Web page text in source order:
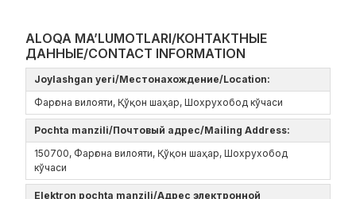
ALOQA MA’LUMOTLARI/КОНТАКТНЫЕ
ДАННЫЕ/CONTACT INFORMATION
Joylashgan yeri/Местонахождение/Location:
Фарғона вилояти, Қўқон шаҳар, Шохрухобод кўчаси
Pochta manzili/Почтовый адрес/Mailing Address:
150700, Фарғона вилояти, Қўқон шаҳар, Шохрухобод
кўчаси
Elektron pochta manzili/Адрес электронной